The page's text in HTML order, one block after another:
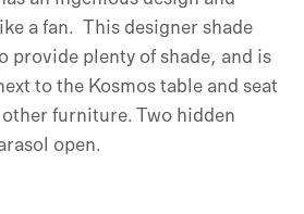
a fan. This designer shade
provide plenty of shade, and is
to the Kosmos table and seat
furniture. Two hidden
open.